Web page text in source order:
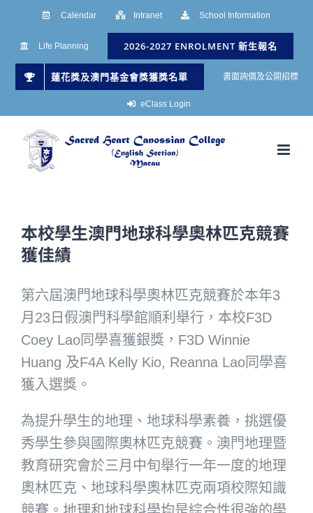
Calendar Intranet School Information
Life Planning 2026-2027 ENROLMENT 新生報名
蓮花獎及澳門基金會獎獲獎名單 書面詢價及公開招標
eClass Login
本校學生澳門地球科學奧林匹克競賽
獲佳績
第六屆澳門地球科學奧林匹克競賽於本年3
月23日假澳門科學館順利舉行，本校F3D
Coey Lao同學喜獲銀獎，F3D Winnie
Huang 及F4A Kelly Kio, Reanna Lao同學喜
獲入選獎。
為提升學生的地理、地球科學素養，挑選優
秀學生參與國際奧林匹克競賽。澳門地理暨
教育研究會於三月中旬舉行一年一度的地理
奧林匹克、地球科學奧林匹克兩項校際知識